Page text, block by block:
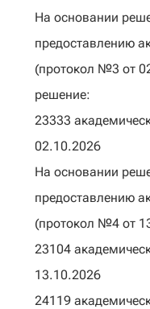
На основании
предоставлению
(протокол №3 от
решение:
23333
02.10.2026
На основании
предоставлению
(протокол №4 от
23104
13.10.2026
24119